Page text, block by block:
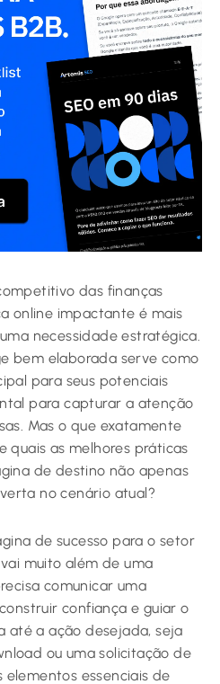
das finanças
online impactante é mais
necessidade estratégica.
bem elaborada serve como
para seus potenciais
para capturar a atenção
Mas o que exatamente
quais as melhores práticas
de destino não apenas
no cenário atual?
de sucesso para o setor
muito além de uma
comunicar uma
confiança e guiar o
até a ação desejada, seja
ou uma solicitação de
essenciais de